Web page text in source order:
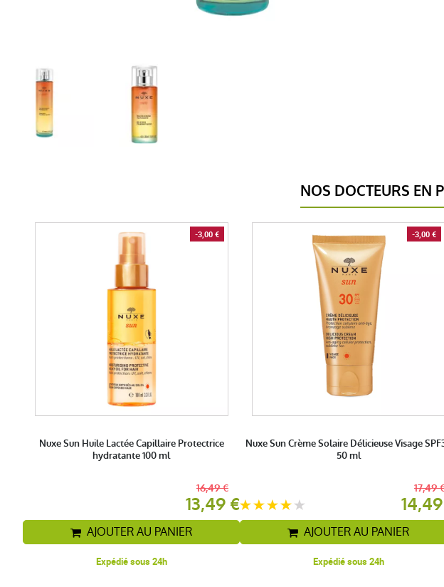
NOS DOCTEURS EN
-3,00 €
Nuxe Sun Huile Lactée Capillaire Protectrice
hydratante 100 ml
13,49 €
16,49 €
AJOUTER AU PANIER
Expédié sous 24h
-3,00 €
Nuxe Sun Crème Solaire Délicieuse Visage
50 ml
17,49
AJOUTER AU PANIER
Expédié sous 24h